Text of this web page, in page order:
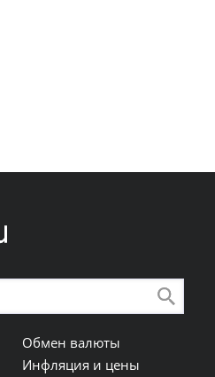
Обмен валюты
Инфляция и цены